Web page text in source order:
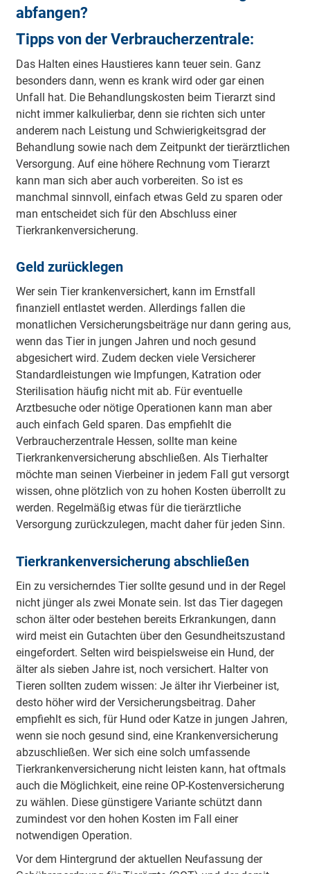
abfangen?
Tipps von der Verbraucherzentrale:
Das Halten eines Haustieres kann teuer sein. Ganz
besonders dann, wenn es krank wird oder gar einen
Unfall hat. Die Behandlungskosten beim Tierarzt sind
nicht immer kalkulierbar, denn sie richten sich unter
anderem nach Leistung und Schwierigkeitsgrad der
Behandlung sowie nach dem Zeitpunkt der tierärztlichen
Versorgung. Auf eine höhere Rechnung vom Tierarzt
kann man sich aber auch vorbereiten. So ist es
manchmal sinnvoll, einfach etwas Geld zu sparen oder
man entscheidet sich für den Abschluss einer
Tierkrankenversicherung.
Geld zurücklegen
Wer sein Tier krankenversichert, kann im Ernstfall
finanziell entlastet werden. Allerdings fallen die
monatlichen Versicherungsbeiträge nur dann gering aus,
wenn das Tier in jungen Jahren und noch gesund
abgesichert wird. Zudem decken viele Versicherer
Standardleistungen wie Impfungen, Katration oder
Sterilisation häufig nicht mit ab. Für eventuelle
Arztbesuche oder nötige Operationen kann man aber
auch einfach Geld sparen. Das empfiehlt die
Verbraucherzentrale Hessen, sollte man keine
Tierkrankenversicherung abschließen. Als Tierhalter
möchte man seinen Vierbeiner in jedem Fall gut versorgt
wissen, ohne plötzlich von zu hohen Kosten überrollt zu
werden. Regelmäßig etwas für die tierärztliche
Versorgung zurückzulegen, macht daher für jeden Sinn.
Tierkrankenversicherung abschließen
Ein zu versicherndes Tier sollte gesund und in der Regel
nicht jünger als zwei Monate sein. Ist das Tier dagegen
schon älter oder bestehen bereits Erkrankungen, dann
wird meist ein Gutachten über den Gesundheitszustand
eingefordert. Selten wird beispielsweise ein Hund, der
älter als sieben Jahre ist, noch versichert. Halter von
Tieren sollten zudem wissen: Je älter ihr Vierbeiner ist,
desto höher wird der Versicherungsbeitrag. Daher
empfiehlt es sich, für Hund oder Katze in jungen Jahren,
wenn sie noch gesund sind, eine Krankenversicherung
abzuschließen. Wer sich eine solch umfassende
Tierkrankenversicherung nicht leisten kann, hat oftmals
auch die Möglichkeit, eine reine OP-Kostenversicherung
zu wählen. Diese günstigere Variante schützt dann
zumindest vor den hohen Kosten im Fall einer
notwendigen Operation.
Vor dem Hintergrund der aktuellen Neufassung der